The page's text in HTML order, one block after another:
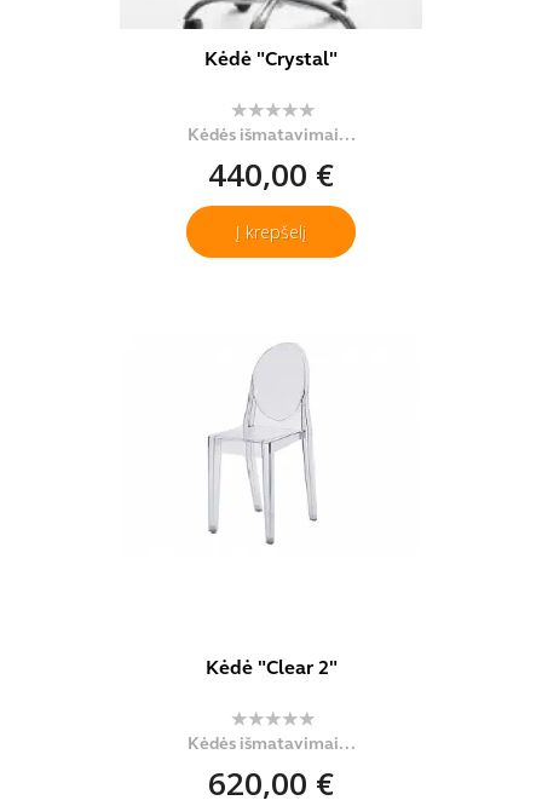
Kėdė "Crystal"
Kėdės išmatavimai...
440,00 €
Į krepšelį
Kėdė "Clear 2"
Kėdės išmatavimai...
620,00 €